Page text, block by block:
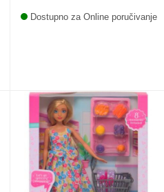
Dostupno za Online poručivanje